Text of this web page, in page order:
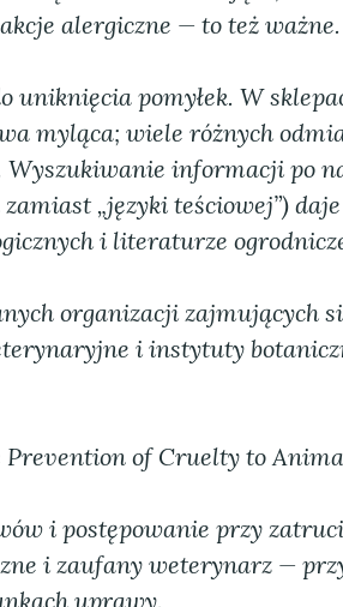
alergiczne — to też ważne.
uniknięcia pomyłek. W
myląca; wiele różnych
informacji po
„języki teściowej”) daje
i literaturze
organizacji zajmujących
i instytuty
Prevention of Cruelty to
i postępowanie przy
i zaufany weterynarz —
uprawy.